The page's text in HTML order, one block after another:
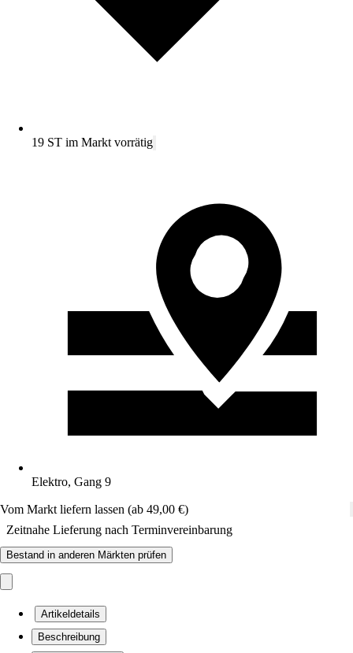
19 ST im Markt vorrätig
Elektro, Gang 9
Vom Markt liefern lassen (ab 49,00 €)
Zeitnahe Lieferung nach Terminvereinbarung
Bestand in anderen Märkten prüfen
Artikeldetails
Beschreibung